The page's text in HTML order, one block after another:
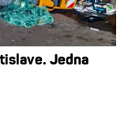
Jedna